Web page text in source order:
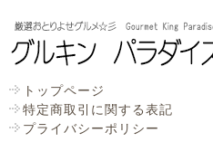
トップページ
特定商取引に関する表記
プライバシーポリシー